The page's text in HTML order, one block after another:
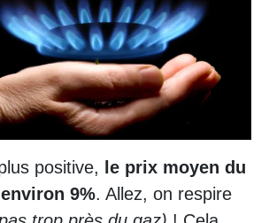
positive, le prix moyen du
9%. Allez, on respire